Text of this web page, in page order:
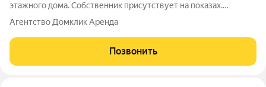
этажного дома. Собственник присутствует на показах.
Коммунальные платежи оплачиваются отдельно. Счетчики
оплачиваются отдельно. По условиям проживания: можно с
детьми, можно с питомцами.
Агентство Домклик Аренда
Позвонить